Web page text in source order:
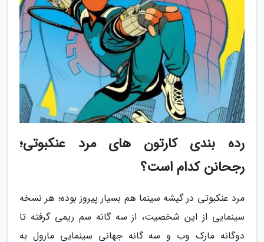
رده بندی کارتون های مرد عنکبوتی؛
رجحانن کدام است؟
مرد عنکبوتی در گیشه سینما هم بسیار پیروز بوده؛ هر نسخه
سینمایی از این شخصیت، از سه گانه سم ریمی گرفته تا
دوگانه مارک وب و سه گانه جهانی سینمایی مارول به